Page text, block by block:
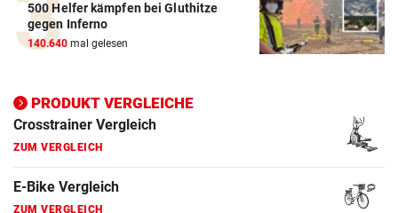
500 Helfer kämpfen bei Gluthitze
gegen Inferno
140.640 mal gelesen
PRODUKT VERGLEICHE
Elektro-Scooter Vergleich
ZUM VERGLEICH
ZUM VERGLEICH
Fahrrad Test
Fahrradanhänger Vergleich